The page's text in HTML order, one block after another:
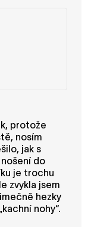
protože
nosím
jak s
do
je trochu
zvykla jsem
hezky
nohy“.